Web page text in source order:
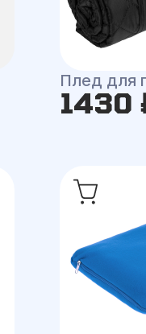
Плед для
1430